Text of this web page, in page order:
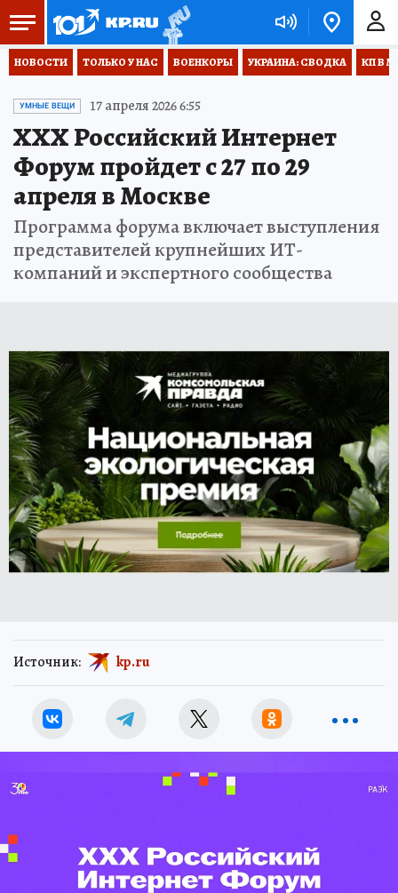
НОВОСТИ ТОЛЬКО У НАС ВОЕНКОРЫ УКРАИНА: СВОДКА КП В
УМНЫЕ ВЕЩИ 17 апреля 2026 6:55
XXX Российский Интернет
Форум пройдет с 27 по 29
апреля в Москве
Программа форума включает выступления
представителей крупнейших ИТ-
компаний и экспертного сообщества
Источник: kp.ru